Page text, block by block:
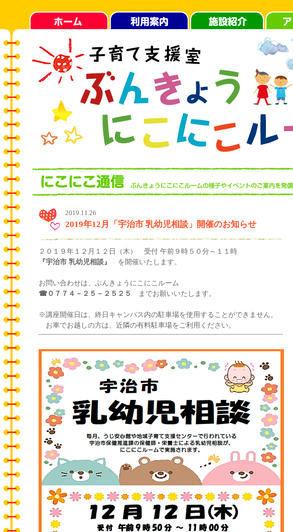
2019.11.26
2019年12月「宇治市 乳幼児相談」開催のお知らせ
２０１９年１２月１２日（木） 受付 午前９時５０分～１１時
『宇治市 乳幼児相談』 を開催いたします。
お問い合わせは、ぶんきょうにこにこルーム
☎０７７４－２５－２５２５
までお願いいたします。
※講座開催日は、終日キャンパス内の駐車場を使用することができません。
お車でお越しの方は、近隣の有料駐車場をご利用ください。